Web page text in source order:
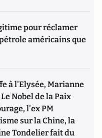
pour réclamer
américains que
à l'Elysée, Marianne
Nobel de la Paix
l'ex PM
sur la Chine, la
Tondelier fait du